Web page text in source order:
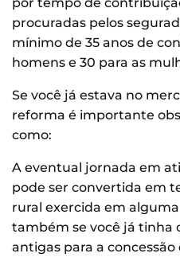
procuradas pelos
mínimo de 35 anos de
homens e 30 para as
Se você já estava no
reforma é importante
como:
A eventual jornada em
pode ser convertida em
rural exercida em
também se você já tinha
antigas para a